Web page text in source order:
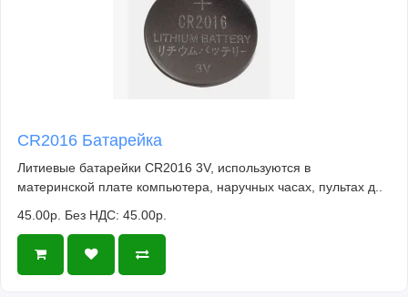
CR2016 Батарейка
Литиевые батарейки CR2016 3V, используются в
материнской плате компьютера, наручных часах, пультах д..
45.00р. Без НДС: 45.00р.